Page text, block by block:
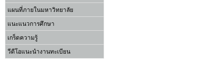
แผนที่ภายในมหาวิทยาลัย
แนะแนวการศึกษา
เกร็ดความรู้
วีดีโอแนะนำงานทะเบียน